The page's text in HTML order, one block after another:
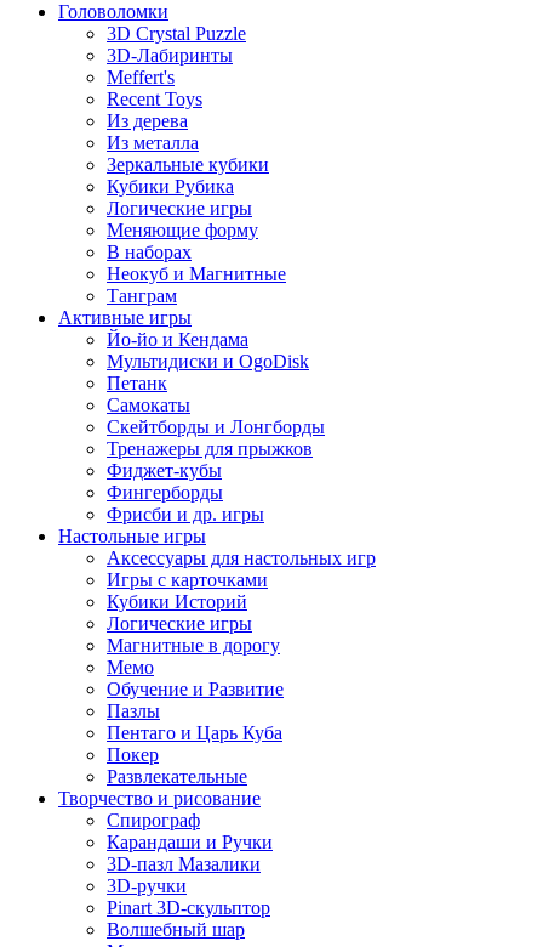
Головоломки
3D Crystal Puzzle
3D-Лабиринты
Meffert's
Recent Toys
Из дерева
Из металла
Зеркальные кубики
Кубики Рубика
Логические игры
Меняющие форму
В наборах
Неокуб и Магнитные
Танграм
Активные игры
Йо-йо и Кендама
Мультидиски и OgoDisk
Петанк
Самокаты
Скейтборды и Лонгборды
Тренажеры для прыжков
Фиджет-кубы
Фингерборды
Фрисби и др. игры
Настольные игры
Аксессуары для настольных игр
Игры с карточками
Кубики Историй
Логические игры
Магнитные в дорогу
Мемо
Обучение и Развитие
Пазлы
Пентаго и Царь Куба
Покер
Развлекательные
Творчество и рисование
Спирограф
Карандаши и Ручки
3D-пазл Мазалики
3D-ручки
Pinart 3D-скульптор
Волшебный шар